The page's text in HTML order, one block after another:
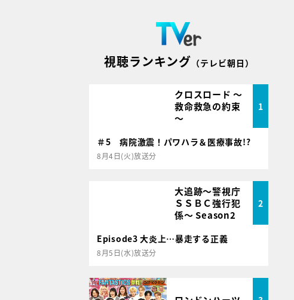
視聴ランキング （テレビ朝日）
クロスロード ～
救命救急の約束
～
1
＃5 病院激震！パワハラ＆医療事故!?
8月4日(火)放送分
大追跡～警視庁
ＳＳＢＣ強行犯
係～ Season2
2
Episode3 大炎上…暴走する正義
8月5日(水)放送分